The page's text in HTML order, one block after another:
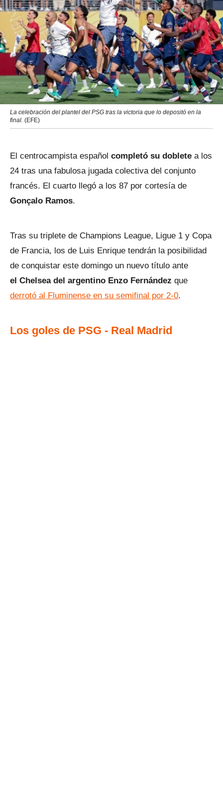
La celebración del plantel del PSG tras la victoria que lo depositó en la
final. (EFE)
El centrocampista español completó su doblete a los
24 tras una fabulosa jugada colectiva del conjunto
francés. El cuarto llegó a los 87 por cortesía de
Gonçalo Ramos.
Tras su triplete de Champions League, Ligue 1 y Copa
de Francia, los de Luis Enrique tendrán la posibilidad
de conquistar este domingo un nuevo título ante
el Chelsea del argentino Enzo Fernández que
derrotó al Fluminense en su semifinal por 2-0.
Los goles de PSG - Real Madrid